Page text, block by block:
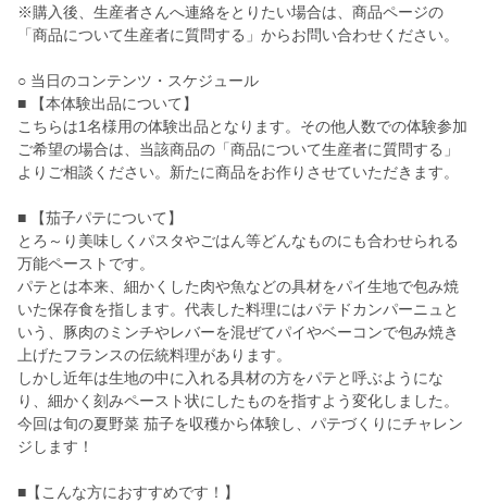
※購入後、生産者さんへ連絡をとりたい場合は、商品ページの
「商品について生産者に質問する」からお問い合わせください。
○ 当日のコンテンツ・スケジュール
■ 【本体験出品について】
こちらは1名様用の体験出品となります。その他人数での体験参加
ご希望の場合は、当該商品の「商品について生産者に質問する」
よりご相談ください。新たに商品をお作りさせていただきます。
■ 【茄子パテについて】
とろ～り美味しくパスタやごはん等どんなものにも合わせられる
万能ペーストです。
パテとは本来、細かくした肉や魚などの具材をパイ生地で包み焼
いた保存食を指します。代表した料理にはパテドカンパーニュと
いう、豚肉のミンチやレバーを混ぜてパイやベーコンで包み焼き
上げたフランスの伝統料理があります。
しかし近年は生地の中に入れる具材の方をパテと呼ぶようにな
り、細かく刻みペースト状にしたものを指すよう変化しました。
今回は旬の夏野菜 茄子を収穫から体験し、パテづくりにチャレン
ジします！
■【こんな方におすすめです！】